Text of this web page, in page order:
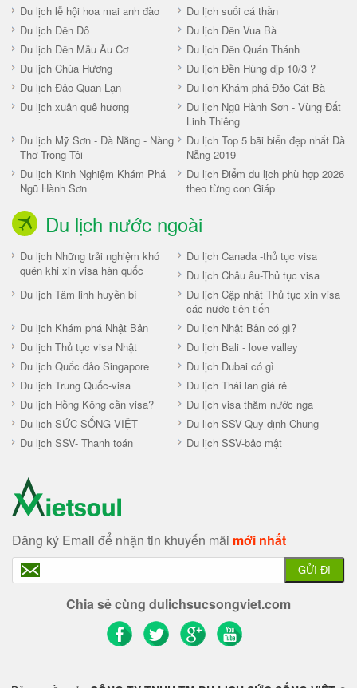
Du lịch lễ hội hoa mai anh đào
Du lịch suối cá thần
Du lịch Đền Đô
Du lịch Đền Vua Bà
Du lịch Đền Mẫu Âu Cơ
Du lịch Đền Quán Thánh
Du lịch Chùa Hương
Du lịch Đền Hùng dịp 10/3 ?
Du lịch Đảo Quan Lạn
Du lịch Khám phá Đảo Cát Bà
Du lịch xuân quê hương
Du lịch Ngũ Hành Sơn - Vùng Đất
Linh Thiêng
Du lịch Mỹ Sơn - Đà Nẵng - Nàng
Thơ Trong Tôi
Du lịch Top 5 bãi biển đẹp nhất Đà
Nẵng 2019
Du lịch Kinh Nghiệm Khám Phá
Ngũ Hành Sơn
Du lịch Điểm du lịch phù hợp 2026
theo từng con Giáp
Du lịch nước ngoài
Du lịch Những trải nghiệm khó
quên khi xin visa hàn quốc
Du lịch Canada -thủ tục visa
Du lịch Châu âu-Thủ tục visa
Du lịch Tâm linh huyền bí
Du lịch Cập nhật Thủ tục xin visa
các nước tiên tiến
Du lịch Khám phá Nhật Bản
Du lịch Nhật Bản có gì?
Du lịch Thủ tục visa Nhật
Du lịch Bali - love valley
Du lịch Quốc đảo Singapore
Du lịch Dubai có gì
Du lịch Trung Quốc-visa
Du lịch Thái lan giá rẻ
Du lịch Hồng Kông cần visa?
Du lịch visa thăm nước nga
Du lịch SỨC SỐNG VIỆT
Du lịch SSV-Quy định Chung
Du lịch SSV- Thanh toán
Du lịch SSV-bảo mật
Đăng ký Email để nhận tin khuyến mãi mới nhất
GỬI ĐI
Chia sẻ cùng dulichsucsongviet.com